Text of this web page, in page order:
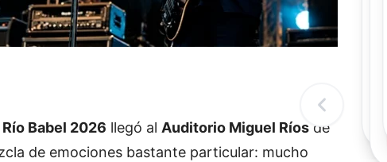
Babel 2026 llegó al Auditorio Miguel Ríos de
de emociones bastante particular: mucho